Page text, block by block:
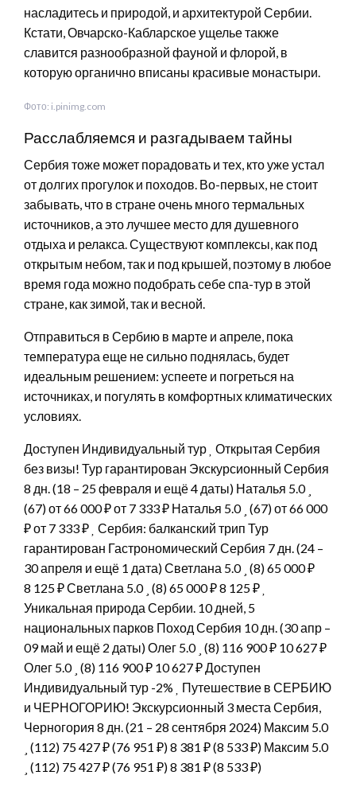
насладитесь и природой, и архитектурой Сербии.
Кстати, Овчарско-Кабларское ущелье также
славится разнообразной фауной и флорой, в
которую органично вписаны красивые монастыри.
Фото: i.pinimg.com
Расслабляемся и разгадываем тайны
Сербия тоже может порадовать и тех, кто уже устал
от долгих прогулок и походов. Во-первых, не стоит
забывать, что в стране очень много термальных
источников, а это лучшее место для душевного
отдыха и релакса. Существуют комплексы, как под
открытым небом, так и под крышей, поэтому в любое
время года можно подобрать себе спа-тур в этой
стране, как зимой, так и весной.
Отправиться в Сербию в марте и апреле, пока
температура еще не сильно поднялась, будет
идеальным решением: успеете и погреться на
источниках, и погулять в комфортных климатических
условиях.
Доступен Индивидуальный тур Открытая Сербия
без визы! Тур гарантирован Экскурсионный Сербия
8 дн.(18 – 25 февраля и ещё 4 даты) Наталья 5.0
(67)от 66 000 ₽от 7 333 ₽ Наталья 5.0 (67)от 66 000
₽от 7 333 ₽ Сербия: балканский трип Тур
гарантирован Гастрономический Сербия 7 дн.(24 –
30 апреля и ещё 1 дата)Светлана 5.0 (8)65 000 ₽
8 125 ₽Светлана 5.0 (8)65 000 ₽8 125 ₽
Уникальная природа Сербии. 10 дней, 5
национальных парков Поход Сербия 10 дн.(30 апр –
09 май и ещё 2 даты)Олег 5.0 (8) 116 900 ₽ 10 627 ₽
Олег 5.0 (8) 116 900 ₽ 10 627 ₽Доступен
Индивидуальный тур -2%
Путешествие в СЕРБИЮ
и ЧЕРНОГОРИЮ! Экскурсионный 3 места Сербия,
Черногория 8 дн.(21 – 28 сентября 2024) Максим 5.0
(112) 75 427 ₽(76 951 ₽)8 381 ₽(8 533 ₽) Максим 5.0
(112) 75 427 ₽(76 951 ₽)8 381 ₽(8 533 ₽)